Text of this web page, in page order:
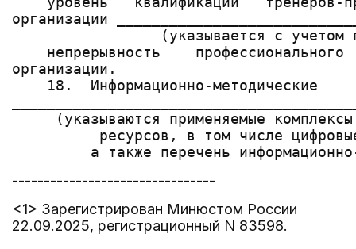
--------------------------------
<1> Зарегистрирован Минюстом России
22.09.2025, регистрационный N 83598.